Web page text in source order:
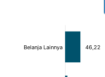
[bold]
[bold]